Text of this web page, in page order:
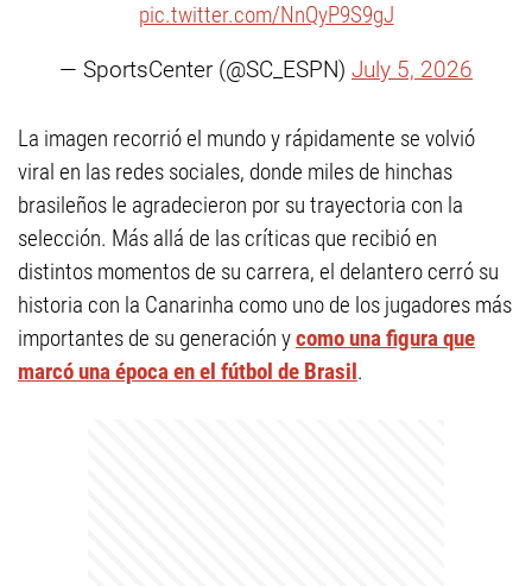
pic.twitter.com/NnQyP9S9gJ
— SportsCenter (@SC_ESPN) July 5, 2026
La imagen recorrió el mundo y rápidamente se volvió
viral en las redes sociales, donde miles de hinchas
brasileños le agradecieron por su trayectoria con la
selección. Más allá de las críticas que recibió en
distintos momentos de su carrera, el delantero cerró su
historia con la Canarinha como uno de los jugadores más
importantes de su generación ycomo una figura que
marcó una época en el fútbol de Brasil.